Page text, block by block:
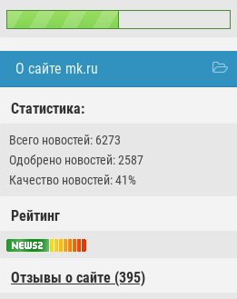
О сайте mk.ru
Статистика:
Всего новостей: 6273
Одобрено новостей: 2587
Качество новостей: 41%
Рейтинг
Отзывы о сайте (395)